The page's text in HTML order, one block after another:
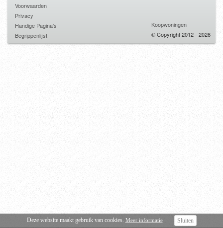
Deze website maakt gebruik van cookies. Meer informatie Sluiten
Voorwaarden
Privacy
Handige Pagina's
Begrippenlijst
Koopwoningen
© Copyright 2012 - 2026